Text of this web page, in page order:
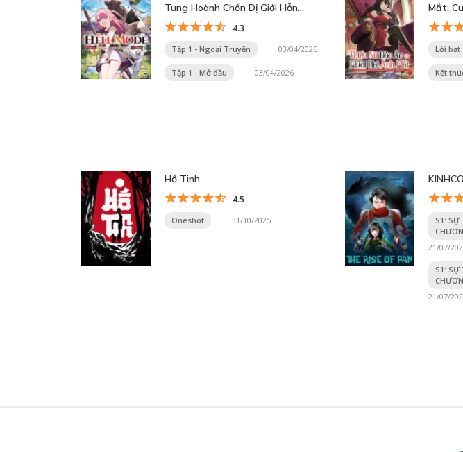
Tung Hoành Chốn Dị Giới Hỗn
Nguyên
4.3
Tập 1 - Ngoại Truyện 03/04/2026
Tập 1 - Mở đầu 03/04/2026
Mắt:
Hoàng
Lời bạt
Kết
Hổ Tinh
4.5
Oneshot 31/10/2025
S1: SỰ
21/07/
S1: SỰ
21/07/